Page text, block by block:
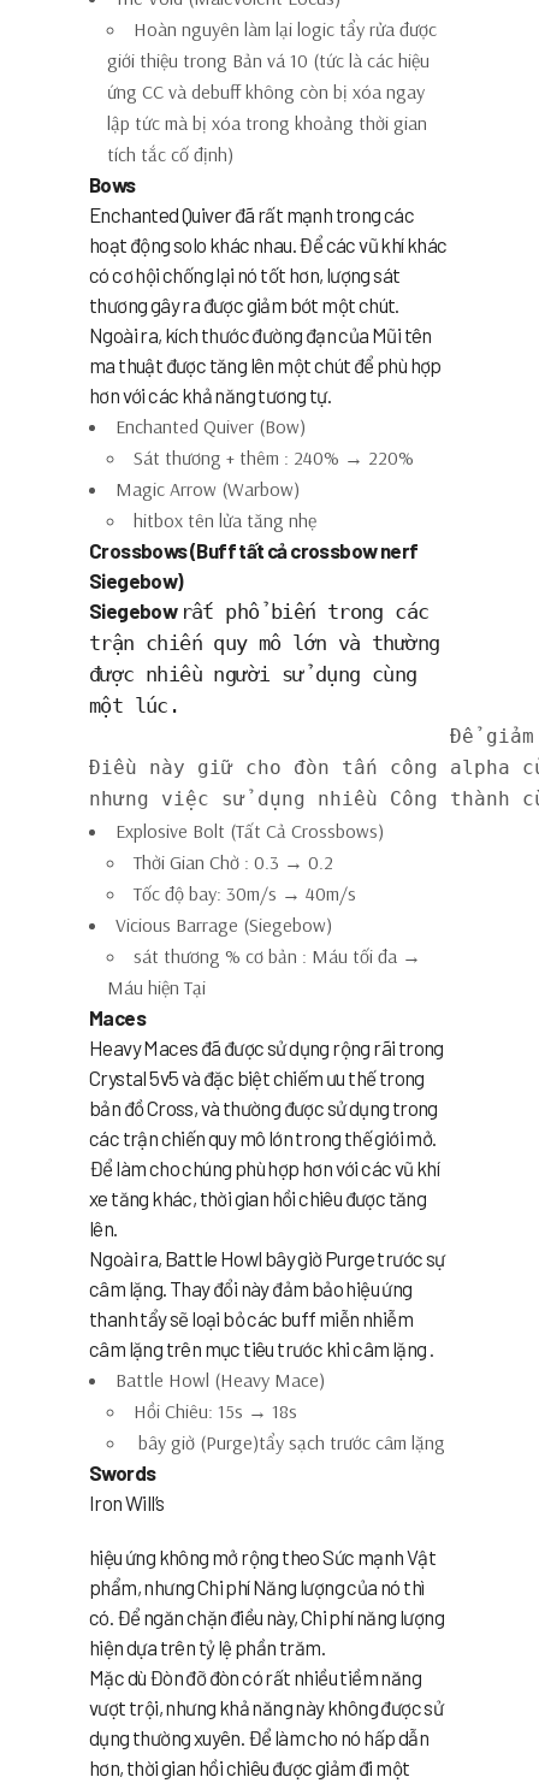
Hoàn nguyên làm lại logic tẩy rửa được
giới thiệu trong Bản vá 10 (tức là các hiệu
ứng CC và debuff không còn bị xóa ngay
lập tức mà bị xóa trong khoảng thời gian
tích tắc cố định)
Bows
Enchanted Quiver đã rất mạnh trong các
hoạt động solo khác nhau. Để các vũ khí khác
có cơ hội chống lại nó tốt hơn, lượng sát
thương gây ra được giảm bớt một chút.
Ngoài ra, kích thước đường đạn của Mũi tên
ma thuật được tăng lên một chút để phù hợp
hơn với các khả năng tương tự.
Enchanted Quiver (Bow)
Sát thương + thêm : 240% → 220%
Magic Arrow (Warbow)
hitbox tên lửa tăng nhẹ
Crossbows (Buff tất cả crossbow nerf
Siegebow)
Siegebow rất phổ biến trong các
trận chiến quy mô lớn và thường
được nhiều người sử dụng cùng
một lúc.
Để
Điều này giữ cho đòn tấn công alpha
nhưng việc sử dụng nhiều Công thành
Explosive Bolt (Tất Cả Crossbows)
Thời Gian Chờ : 0.3 → 0.2
Tốc độ bay: 30m/s → 40m/s
Vicious Barrage (Siegebow)
sát thương % cơ bản : Máu tối đa →
Máu hiện Tại
Maces
Heavy Maces đã được sử dụng rộng rãi trong
Crystal 5v5 và đặc biệt chiếm ưu thế trong
bản đồ Cross, và thường được sử dụng trong
các trận chiến quy mô lớn trong thế giới mở.
Để làm cho chúng phù hợp hơn với các vũ khí
xe tăng khác, thời gian hồi chiêu được tăng
lên.
Ngoài ra, Battle Howl bây giờ Purge trước sự
câm lặng. Thay đổi này đảm bảo hiệu ứng
thanh tẩy sẽ loại bỏ các buff miễn nhiễm
câm lặng trên mục tiêu trước khi câm lặng .
Battle Howl (Heavy Mace)
Hồi Chiêu: 15s → 18s
bây giờ (Purge)tẩy sạch trước câm lặng
Swords
Iron Will’s
hiệu ứng không mở rộng theo Sức mạnh Vật
phẩm, nhưng Chi phí Năng lượng của nó thì
có. Để ngăn chặn điều này, Chi phí năng lượng
hiện dựa trên tỷ lệ phần trăm.
Mặc dù Đòn đỡ đòn có rất nhiều tiềm năng
vượt trội, nhưng khả năng này không được sử
dụng thường xuyên. Để làm cho nó hấp dẫn
hơn, thời gian hồi chiêu được giảm đi một